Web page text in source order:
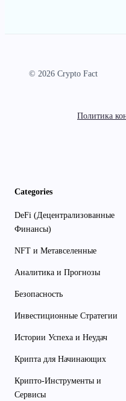
© 2026 Crypto Fact
Политика
Categories
DeFi (Децентрализованные
Финансы)
NFT и Метавселенные
Аналитика и Прогнозы
Безопасность
Инвестиционные Стратегии
Истории Успеха и Неудач
Крипта для Начинающих
Крипто-Инструменты и
Сервисы